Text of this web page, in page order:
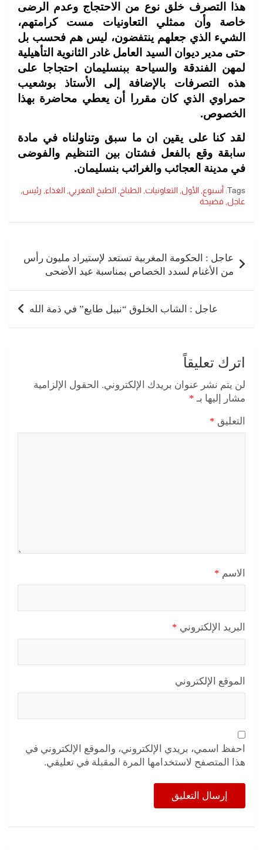
هذا التصرف خلق نوع من الاحتجاج وعدم الرضى
خاصة وأن ممثلي التعاونيات مست كرامتهم،
الشيء الذي جعلهم ينتفضون، ليس هم فحسب بل
حتى مدير ديوان السيد العامل غادر الثانوية التأهيلية
لمهن الفندقة والسياحة ببنسليمان احتجاجا على
هذه التصرفات بالإضافة إلى الأستاذ بوشعيب
حمراوي الذي كان مقررا أن يعطي محاضرة بهذا
الخصوص.
لقد كنا على يقين ان ما سبق وتناولناه في مادة
سابقة وقع بالفعل فشتان بين التنظيم والفوضى
في مدينة العجائب والغرائب بنسليمان.
Tags: أسبوع, الأول, التعاونيات, الطباخ, الطبخ المغربي, الغذاء, رئيس,
عاجل, فضيحة
المقالاتعاجل : الحكومة المغربية تستعد لإستيراد مليون رأس
من الأغنام لسدد الخصاص بمناسبة عيد الأضحى
عاجل : الشاب الخلوق “نبيل طايع” في ذمة الله
اترك تعليقاً
لن يتم نشر عنوان بريدك الإلكتروني. الحقول الإلزامية
مشار إليها بـ *
التعليق *
الاسم *
البريد الإلكتروني *
الموقع الإلكتروني
احفظ اسمي، بريدي الإلكتروني، والموقع الإلكتروني في
هذا المتصفح لاستخدامها المرة المقبلة في تعليقي.